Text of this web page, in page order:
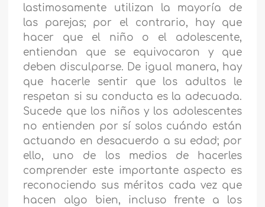
lastimosamente utilizan la mayoría de
las parejas; por el contrario, hay que
hacer que el niño o el adolescente,
entiendan que se equivocaron y que
deben disculparse. De igual manera, hay
que hacerle sentir que los adultos le
respetan si su conducta es la adecuada.
Sucede que los niños y los adolescentes
no entienden por sí solos cuándo están
actuando en desacuerdo a su edad; por
ello, uno de los medios de hacerles
comprender este importante aspecto es
reconociendo sus méritos cada vez que
hacen algo bien, incluso frente a los